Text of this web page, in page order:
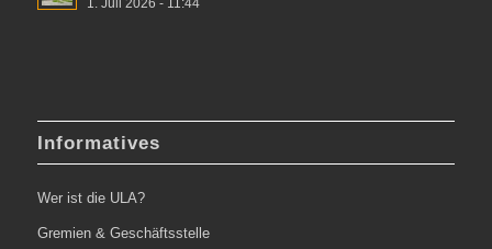
1. Juli 2026 - 11:44
Informatives
Wer ist die ULA?
Gremien & Geschäftsstelle